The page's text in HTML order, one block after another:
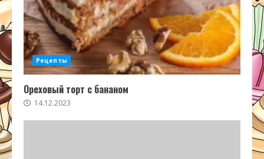
Рецепты
Ореховый торт с бананом
14.12.2023